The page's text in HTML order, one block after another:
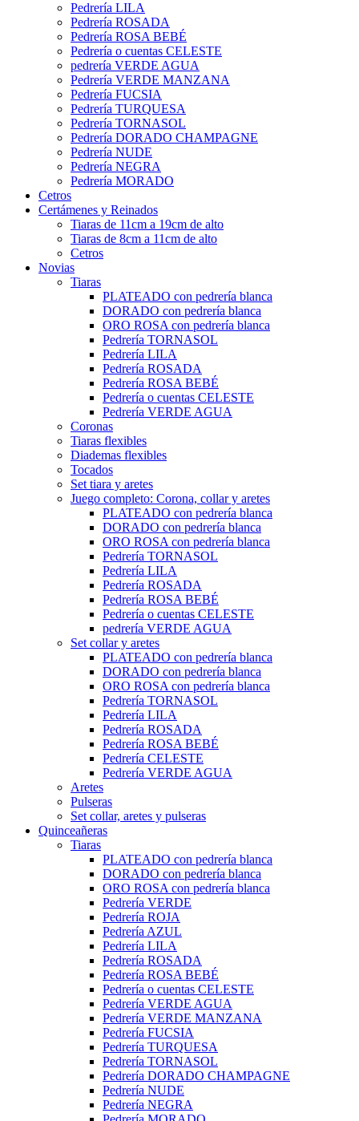
Pedrería LILA
Pedrería ROSADA
Pedrería ROSA BEBÉ
Pedrería o cuentas CELESTE
pedrería VERDE AGUA
Pedrería VERDE MANZANA
Pedrería FUCSIA
Pedrería TURQUESA
Pedrería TORNASOL
Pedrería DORADO CHAMPAGNE
Pedrería NUDE
Pedrería NEGRA
Pedrería MORADO
Cetros
Certámenes y Reinados
Tiaras de 11cm a 19cm de alto
Tiaras de 8cm a 11cm de alto
Cetros
Novias
Tiaras
PLATEADO con pedrería blanca
DORADO con pedrería blanca
ORO ROSA con pedrería blanca
Pedrería TORNASOL
Pedrería LILA
Pedrería ROSADA
Pedrería ROSA BEBÉ
Pedrería o cuentas CELESTE
Pedrería VERDE AGUA
Coronas
Tiaras flexibles
Diademas flexibles
Tocados
Set tiara y aretes
Juego completo: Corona, collar y aretes
PLATEADO con pedrería blanca
DORADO con pedrería blanca
ORO ROSA con pedrería blanca
Pedrería TORNASOL
Pedrería LILA
Pedrería ROSADA
Pedrería ROSA BEBÉ
Pedrería o cuentas CELESTE
pedrería VERDE AGUA
Set collar y aretes
PLATEADO con pedrería blanca
DORADO con pedrería blanca
ORO ROSA con pedrería blanca
Pedrería TORNASOL
Pedrería LILA
Pedrería ROSADA
Pedrería ROSA BEBÉ
Pedrería CELESTE
Pedrería VERDE AGUA
Aretes
Pulseras
Set collar, aretes y pulseras
Quinceañeras
Tiaras
PLATEADO con pedrería blanca
DORADO con pedrería blanca
ORO ROSA con pedrería blanca
Pedrería VERDE
Pedrería ROJA
Pedrería AZUL
Pedrería LILA
Pedrería ROSADA
Pedrería ROSA BEBÉ
Pedrería o cuentas CELESTE
Pedrería VERDE AGUA
Pedrería VERDE MANZANA
Pedrería FUCSIA
Pedrería TURQUESA
Pedrería TORNASOL
Pedrería DORADO CHAMPAGNE
Pedrería NUDE
Pedrería NEGRA